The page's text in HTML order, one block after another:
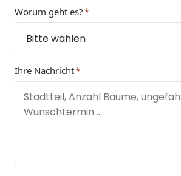
Worum geht es?*
Ihre Nachricht*